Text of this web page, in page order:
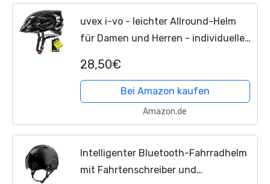
uvex i-vo - leichter Allround-Helm
für Damen und Herren - individuelle
LED-Licht - black - 52-57 cm
28,50€
Bei Amazon kaufen
Amazon.de
Intelligenter Bluetooth-Fahrradhelm
mit Fahrtenschreiber und